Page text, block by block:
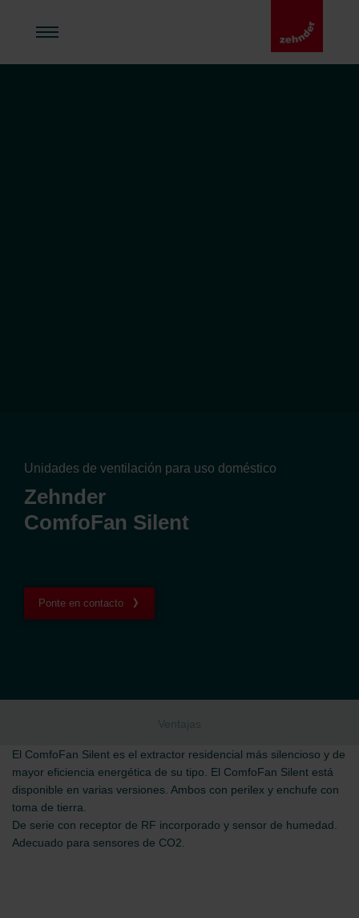
Unidades de ventilación para uso doméstico
Zehnder
ComfoFan Silent
Ponte en contacto
Ventajas
El ComfoFan Silent es el extractor residencial más silencioso y de
mayor eficiencia energética de su tipo. El ComfoFan Silent está
disponible en varias versiones. Ambos con perilex y enchufe con
toma de tierra.
De serie con receptor de RF incorporado y sensor de humedad.
Adecuado para sensores de CO2.